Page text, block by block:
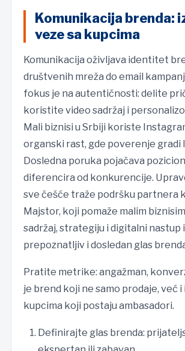
Komunikacija brenda:
veze sa kupcima
Komunikacija oživljava identitet
društvenih mreža do email
fokus je na autentičnosti: delite
koristite video sadržaj i
Mali biznisi u Srbiji koriste
organski rast, gde poverenje gradi
Dosledna poruka pojačava
diferencira od konkurencije.
sve češće traže podršku partnera
Majstor, koji pomaže malim
sadržaj, strategiju i digitalni nastup
prepoznatljiv i dosledan glas
Pratite metrike: angažman,
je brend koji ne samo prodaje, već i
kupcima koji postaju ambasadori.
Definirajte glas brenda: